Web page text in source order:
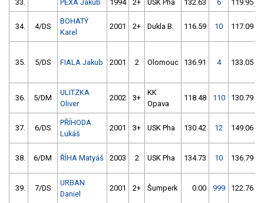
33. PEXA Jakub 1994 2+ USK Pha 132.63 6 119.95
34. 4/DS
BOHATÝ
Karel
2001 2+ Dukla B. 116.59 10 117.09
35. 5/DS FIALA Jakub 2001 2 Olomouc 136.91 4 133.05
36. 5/DM
ULITZKA
Oliver
2002 3+
KK
Opava
118.48 110 130.79
37. 6/DS
PŘÍHODA
Lukáš
2001 3+ USK Pha 130.42 12 149.06
38. 6/DM ŘÍHA Matyáš 2003 2 USK Pha 134.73 10 136.79
39. 7/DS
URBAN
Daniel
2001 2+ Šumperk 0.00 999 122.76